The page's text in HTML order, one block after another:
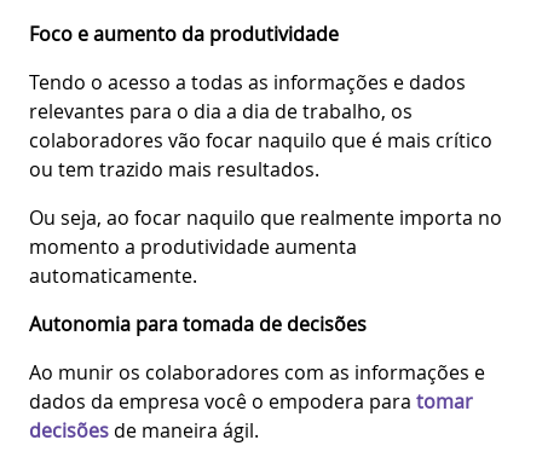
Foco e aumento da produtividade
Tendo o acesso a todas as informações e dados
relevantes para o dia a dia de trabalho, os
colaboradores vão focar naquilo que é mais crítico
ou tem trazido mais resultados.
Ou seja, ao focar naquilo que realmente importa no
momento a produtividade aumenta
automaticamente.
Autonomia para tomada de decisões
Ao munir os colaboradores com as informações e
dados da empresa você o empodera para tomar
decisões de maneira ágil.